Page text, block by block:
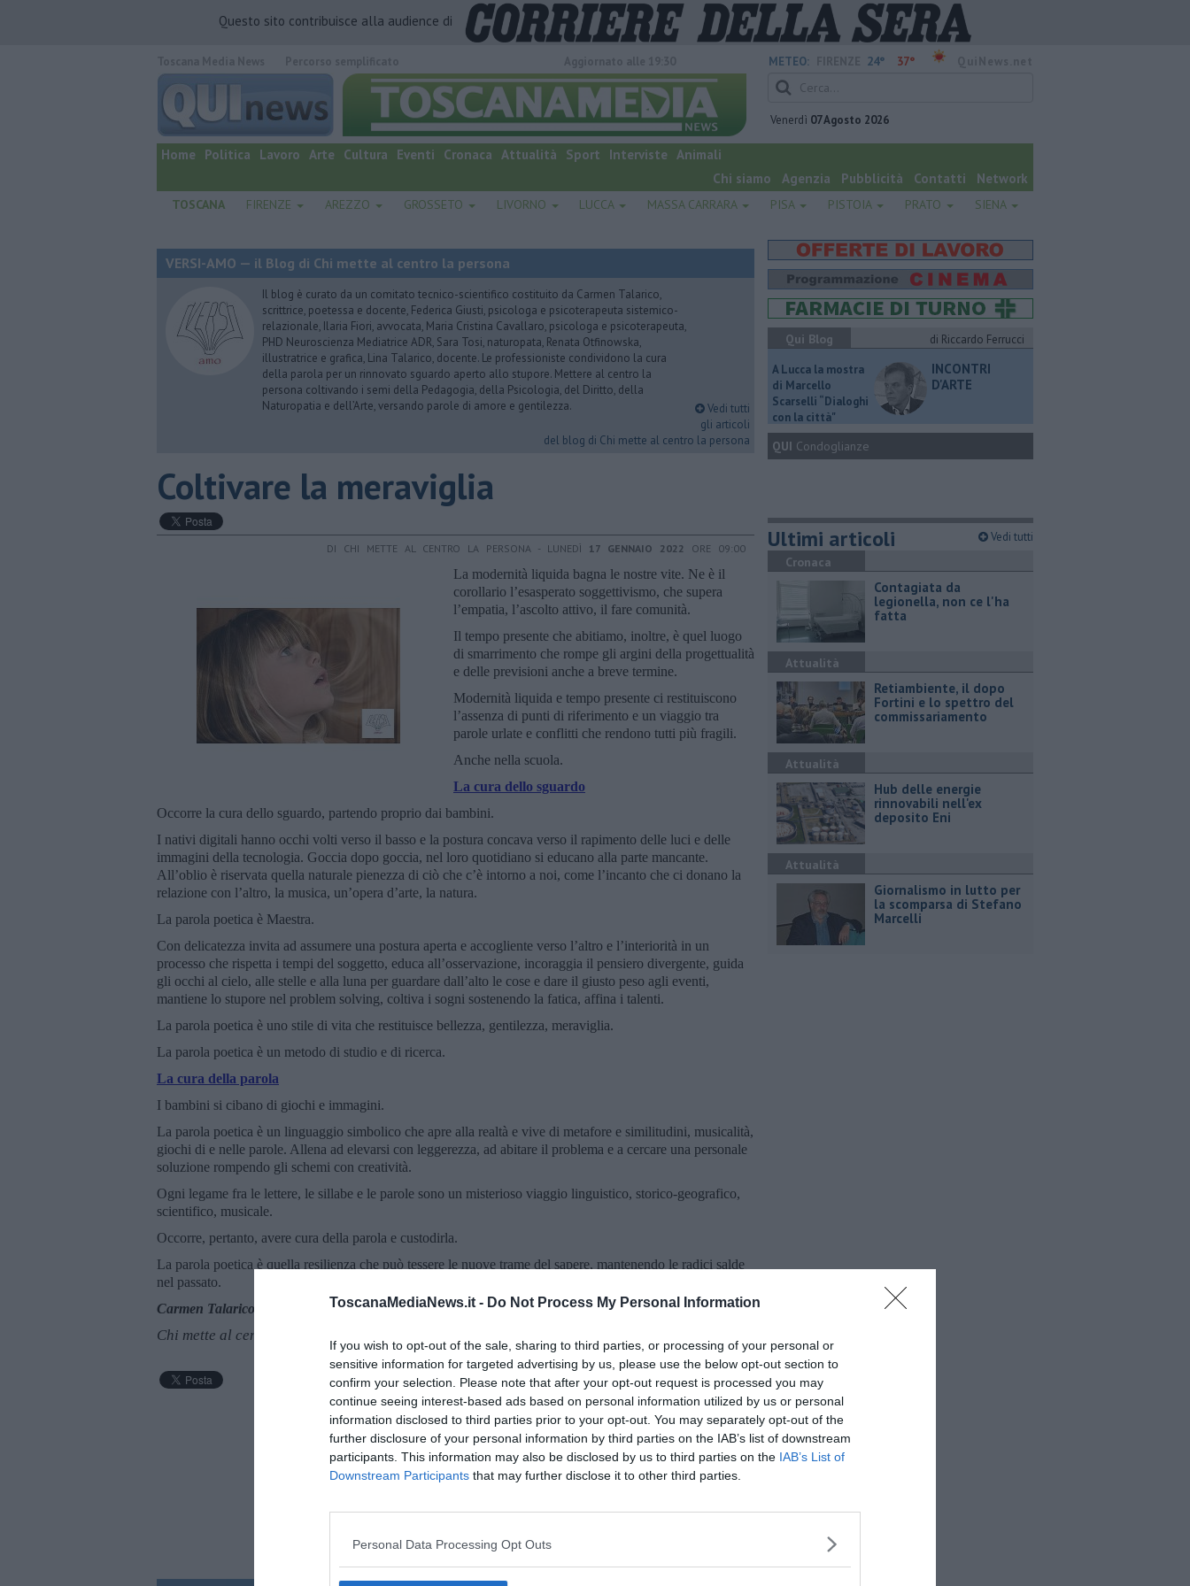
ToscanaMediaNews.it - Do Not Process My Personal Information
If you wish to opt-out of the sale, sharing to third parties, or processing of your personal or
sensitive information for targeted advertising by us, please use the below opt-out section to
confirm your selection. Please note that after your opt-out request is processed you may
continue seeing interest-based ads based on personal information utilized by us or personal
information disclosed to third parties prior to your opt-out. You may separately opt-out of the
further disclosure of your personal information by third parties on the IAB’s list of downstream
participants. This information may also be disclosed by us to third parties on the IAB’s List of
Downstream Participants that may further disclose it to other third parties.
Personal Data Processing Opt Outs
Questo sito contribuisce alla audience di
quotidiano online.
METEO: 24° 37°
Venerdì 07 Agosto 2026
Home Politica Lavoro Arte Cultura Eventi Cronaca Attualità Sport Interviste Animali
Chi siamo
Agenzia Pubblicità Contatti Network
TOSCANA FIRENZE AREZZO GROSSETO LIVORNO LUCCA MASSA CARRARA PISA PISTOIA PRATO SIENA
VERSI-AMO — il Blog di Chi mette al centro la persona
Il blog è curato da un comitato tecnico-scientifico costituito da Carmen Talarico,
scrittrice, poetessa e docente, Federica Giusti, psicologa e psicoterapeuta sistemico-
relazionale, Ilaria Fiori, avvocata, Maria Cristina Cavallaro, psicologa e psicoterapeuta,
PHD Neuroscienza Mediatrice ADR, Sara Tosi, naturopata, Renata Otfinowska,
illustratrice e grafica, Lina Talarico, docente. Le professioniste condividono la cura
della parola per un rinnovato sguardo aperto allo stupore. Mettere al centro la
persona coltivando i semi della Pedagogia, della Psicologia, del Diritto, della
Naturopatia e dell’Arte, versando parole di amore e gentilezza.
Vedi tutti
gli articoli
del blog di Chi mette al centro la persona
Coltivare la meraviglia
DI CHI METTE AL CENTRO LA PERSONA - LUNEDÌ 17 GENNAIO 2022 ORE 09:00
La modernità liquida bagna le nostre vite. Ne è il
corollario l’esasperato soggettivismo, che supera
l’empatia, l’ascolto attivo, il fare comunità.
Il tempo presente che abitiamo, inoltre, è quel luogo
di smarrimento che rompe gli argini della progettualità
e delle previsioni anche a breve termine.
Modernità liquida e tempo presente ci restituiscono
l’assenza di punti di riferimento e un viaggio tra
parole urlate e conflitti che rendono tutti più fragili.
Anche nella scuola.
La cura dello sguardo
Occorre la cura dello sguardo, partendo proprio dai bambini.
I nativi digitali hanno occhi volti verso il basso e la postura concava verso il rapimento delle luci e delle
immagini della tecnologia. Goccia dopo goccia, nel loro quotidiano si educano alla parte mancante.
All’oblio è riservata quella naturale pienezza di ciò che c’è intorno a noi, come l’incanto che ci donano la
relazione con l’altro, la musica, un’opera d’arte, la natura.
La parola poetica è Maestra.
Con delicatezza invita ad assumere una postura aperta e accogliente verso l’altro e l’interiorità in un
processo che rispetta i tempi del soggetto, educa all’osservazione, incoraggia il pensiero divergente, guida
gli occhi al cielo, alle stelle e alla luna per guardare dall’alto le cose e dare il giusto peso agli eventi,
mantiene lo stupore nel problem solving, coltiva i sogni sostenendo la fatica, affina i talenti.
La parola poetica è uno stile di vita che restituisce bellezza, gentilezza, meraviglia.
La parola poetica è un metodo di studio e di ricerca.
La cura della parola
I bambini si cibano di giochi e immagini.
La parola poetica è un linguaggio simbolico che apre alla realtà e vive di metafore e similitudini, musicalità,
giochi di e nelle parole. Allena ad elevarsi con leggerezza, ad abitare il problema e a cercare una personale
soluzione rompendo gli schemi con creatività.
Ogni legame fra le lettere, le sillabe e le parole sono un misterioso viaggio linguistico, storico-geografico,
scientifico, musicale.
Occorre, pertanto, avere cura della parola e custodirla.
La parola poetica è quella resilienza che può tessere le nuove trame del sapere, mantenendo le radici salde
nel passato.
Carmen Talarico
Chi mette al centro la persona
Qui Blog
di Riccardo Ferrucci
A Lucca la mostra
di Marcello
Scarselli “Dialoghi
con la città"
INCONTRI
D'ARTE
QUI Condoglianze
Ultimi articoli Vedi tutti
Cronaca
Contagiata da
legionella, non ce l'ha
fatta
Attualità
Retiambiente, il dopo
Fortini e lo spettro del
commissariamento
Attualità
Hub delle energie
rinnovabili nell'ex
deposito Eni
Attualità
Giornalismo in lutto per
la scomparsa di Stefano
Marcelli